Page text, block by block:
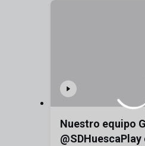
Nuestro equipo